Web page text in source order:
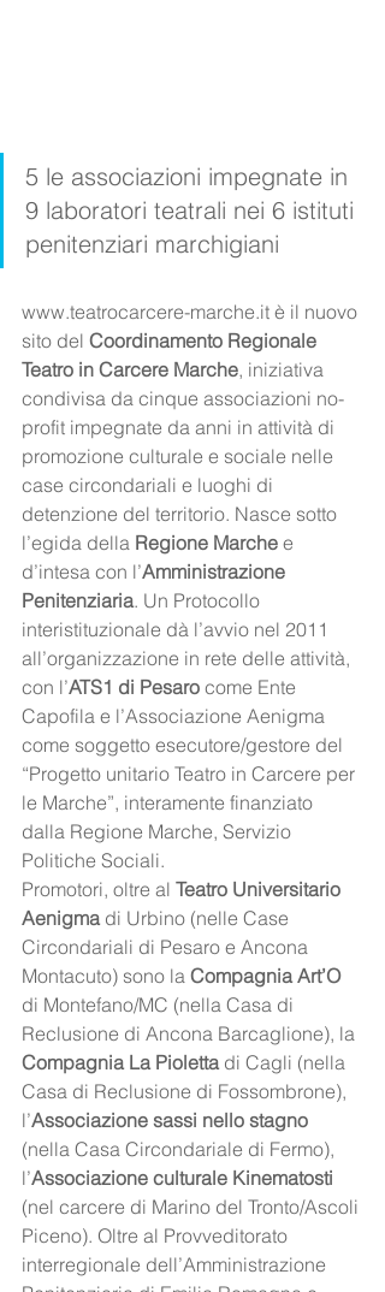
5 le associazioni impegnate in
9 laboratori teatrali nei 6 istituti
penitenziari marchigiani
www.teatrocarcere-marche.it è il nuovo
sito del Coordinamento Regionale
Teatro in Carcere Marche, iniziativa
condivisa da cinque associazioni no-
profit impegnate da anni in attività di
promozione culturale e sociale nelle
case circondariali e luoghi di
detenzione del territorio. Nasce sotto
l’egida della Regione Marche e
d’intesa con l’Amministrazione
Penitenziaria. Un Protocollo
interistituzionale dà l’avvio nel 2011
all’organizzazione in rete delle attività,
con l’ATS1 di Pesaro come Ente
Capofila e l’Associazione Aenigma
come soggetto esecutore/gestore del
“Progetto unitario Teatro in Carcere per
le Marche”, interamente finanziato
dalla Regione Marche, Servizio
Politiche Sociali.
Promotori, oltre al Teatro Universitario
Aenigma di Urbino (nelle Case
Circondariali di Pesaro e Ancona
Montacuto) sono la Compagnia Art’O
di Montefano/MC (nella Casa di
Reclusione di Ancona Barcaglione), la
Compagnia La Pioletta di Cagli (nella
Casa di Reclusione di Fossombrone),
l’Associazione sassi nello stagno
(nella Casa Circondariale di Fermo),
l’Associazione culturale Kinematosti
(nel carcere di Marino del Tronto/Ascoli
Piceno). Oltre al Provveditorato
interregionale dell’Amministrazione